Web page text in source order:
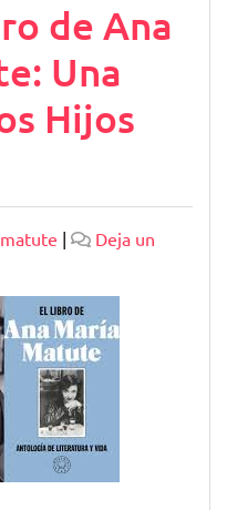
de Ana
Una
Hijos
|
Deja un